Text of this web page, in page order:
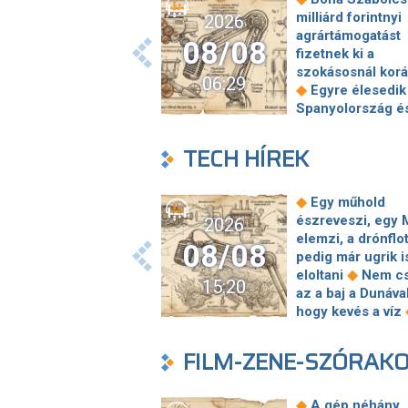
2026
08/08
06:29
milliárd forintnyi
agrártámogatást
fizetnek ki a
szokásosnál
◆ Egyre élesedik
Spanyolország
Mészáros Lőrinc
síneket, Vitézy
elmagyarázta,
Jogi lépéseket
Bosnyák téri
irodakomplexum
beruházója, ha az
állam felmondja a
Megérkezett
Péter
milliárd forintnyi
TECH HÍREK
2026
08/08
15:20
◆ Egy műhold
észreveszi, egy
elemzi, a
pedig már ugrik
eloltani ◆ Nem
az a baj a
hogy kevés a víz
éven belül
újranőhetnek az
Néhány kínai
FILM-ZENE-